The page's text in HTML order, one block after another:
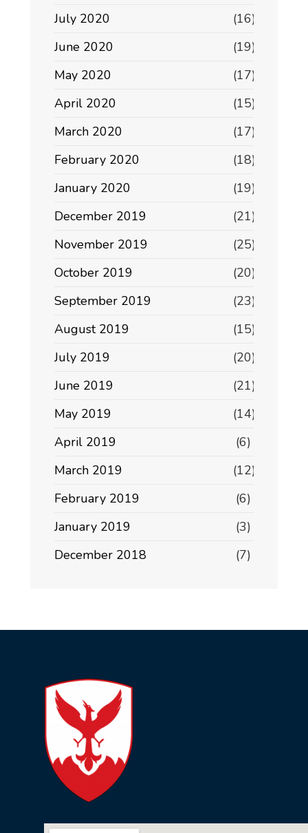
July 2020
(16)
June 2020
(19)
May 2020
(17)
April 2020
(15)
March 2020
(17)
February 2020
(18)
January 2020
(19)
December 2019
(21)
November 2019
(25)
October 2019
(20)
September 2019
(23)
August 2019
(15)
July 2019
(20)
June 2019
(21)
May 2019
(14)
April 2019
(6)
March 2019
(12)
February 2019
(6)
January 2019
(3)
December 2018
(7)